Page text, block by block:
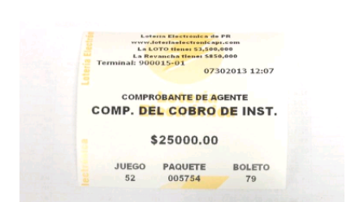
instantáneos”, indicó López. Sobre el sorteo de Powerball,
López explicó que el mismo se continuará realizando en los
Estados Unidos y los jugadores podrán conocer los
números ganadores del mismo a través de la página
aquellos con jugadas anticipadas de los sorteos locales (
Loto, Revancha, Pega 2, Pega 3 Pega 4 ) se les informará